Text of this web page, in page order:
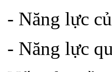
- Năng lực
- Năng lực